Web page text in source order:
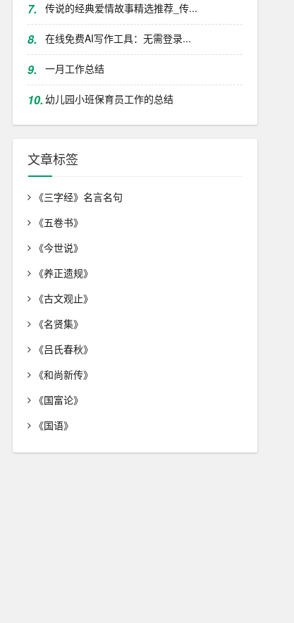
7. 传说的经典爱情故事精选推荐_传...
8. 在线免费AI写作工具：无需登录...
9. 一月工作总结
10. 幼儿园小班保育员工作的总结
文章标签
《三字经》名言名句
《五卷书》
《今世说》
《养正遗规》
《古文观止》
《名贤集》
《吕氏春秋》
《和尚新传》
《国富论》
《国语》